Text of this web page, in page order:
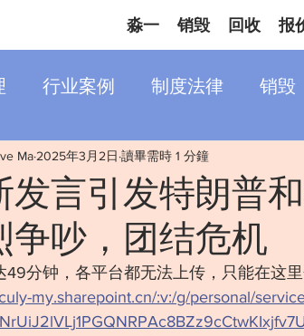
淼一 销毁 回收 报
行业案例 制度法律 销毁
发言引发特朗普
争吵，团结危机
Ma 2025年3月2日 讀畢需時 1 分鐘
49分钟，各平台都无法上传，只能在这里
my.sharepoint.cn/:v:/g/personal/